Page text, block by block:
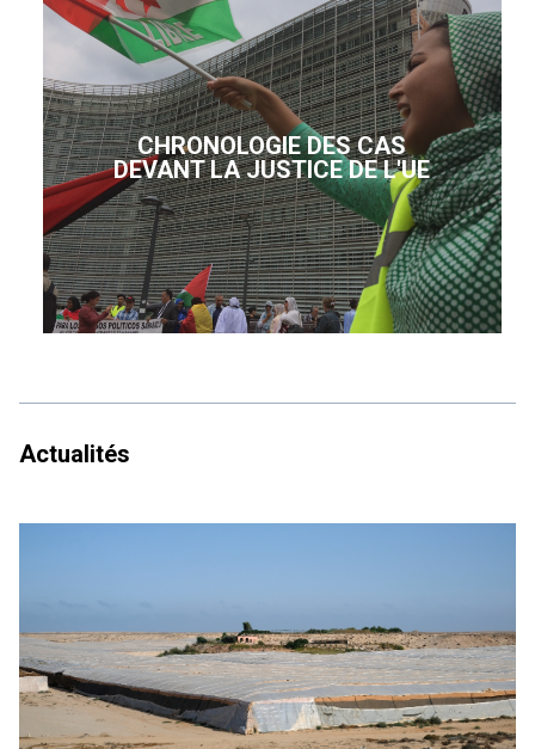
CHRONOLOGIE DES CAS
DEVANT LA JUSTICE DE L'UE
Actualités